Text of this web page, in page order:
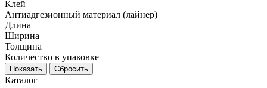
Клей
Антиадгезионный материал (лайнер)
Длина
Ширина
Толщина
Количество в упаковке
Каталог